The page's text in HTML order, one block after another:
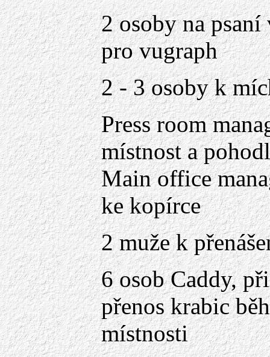
2 osoby na
pro vugraph
2 - 3 osoby k
Press room
místnost a
Main office
ke kopírce
2 muže k
6 osob Caddy,
přenos krabic
místnosti